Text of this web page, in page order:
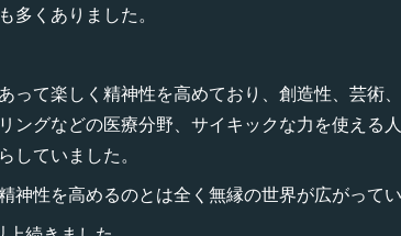
多くありました。
って楽しく精神性を高めており、創造性、芸術
ングなどの医療分野、サイキックな力を使える
していました。
神性を高めるのとは全く無縁の世界が広がってい